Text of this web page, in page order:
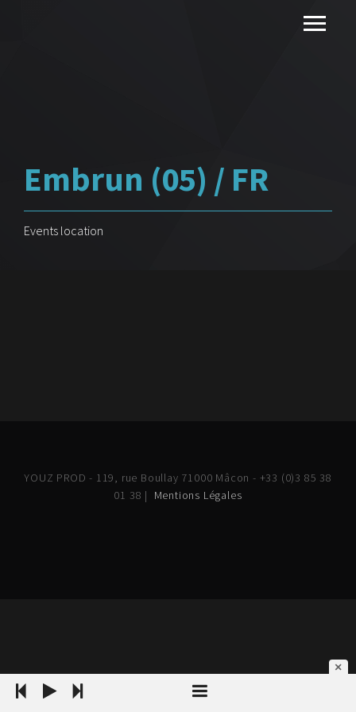
Embrun (05) / FR
Events location
YOUZ PROD - 119, rue Boullay 71000 Mâcon - +33 (0)3 85 38
01 38 | Mentions Légales